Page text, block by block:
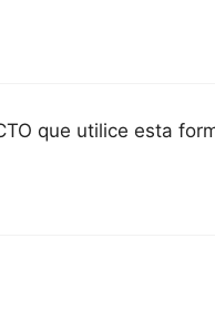
que utilice esta